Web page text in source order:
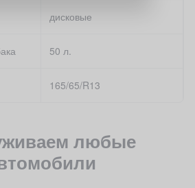
дисковые
50 л.
165/65/R13
любые